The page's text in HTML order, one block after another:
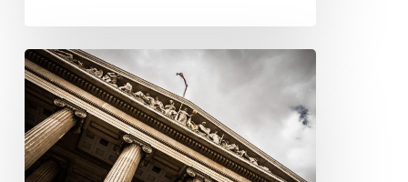
L’
Autorité
la
concurrence